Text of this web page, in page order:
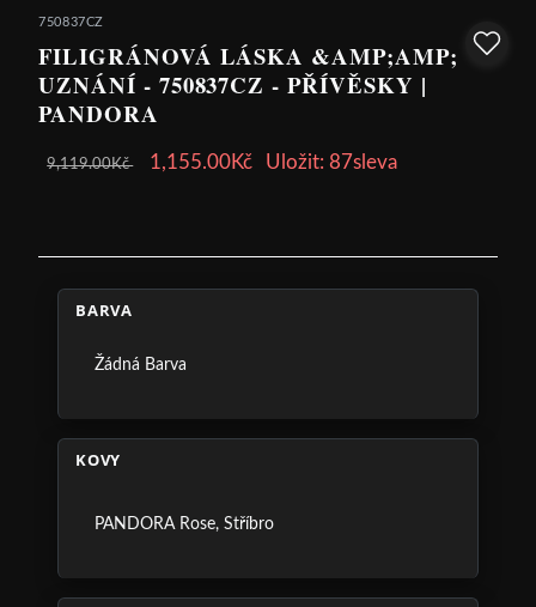
750837CZ
FILIGRÁNOVÁ LÁSKA &AMP;AMP;
UZNÁNÍ - 750837CZ - PŘÍVĚSKY |
PANDORA
9,119.00Kč 1,155.00Kč Uložit: 87sleva
BARVA
Žádná Barva
KOVY
PANDORA Rose,Stříbro